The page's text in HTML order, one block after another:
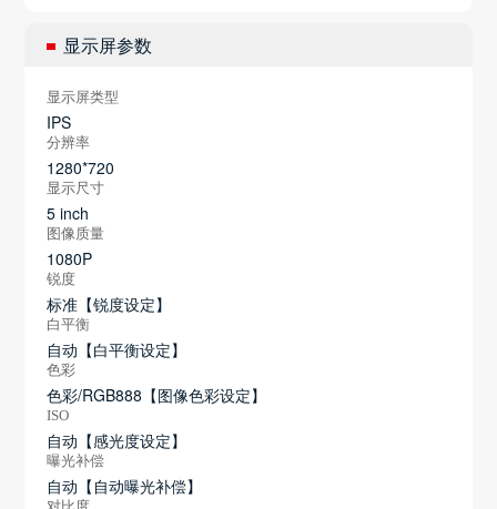
显示屏参数
显示屏类型
IPS
分辨率
1280*720
显示尺寸
5 inch
图像质量
1080P
锐度
标准【锐度设定】
白平衡
自动【白平衡设定】
色彩
色彩/RGB888【图像色彩设定】
ISO
自动【感光度设定】
曝光补偿
自动【自动曝光补偿】